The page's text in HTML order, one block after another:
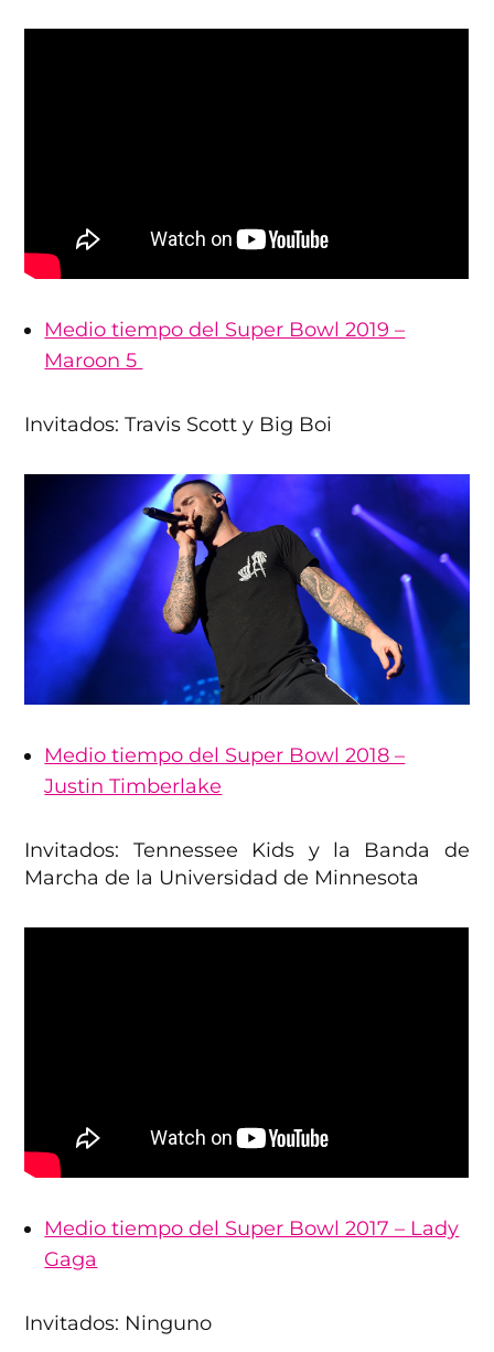
Medio tiempo del Super Bowl 2019 –
Maroon 5
Invitados: Travis Scott y Big Boi
Medio tiempo del Super Bowl 2018 –
Justin Timberlake
Invitados: Tennessee Kids y la Banda de
Marcha de la Universidad de Minnesota
Medio tiempo del Super Bowl 2017 – Lady
Gaga
Invitados: Ninguno